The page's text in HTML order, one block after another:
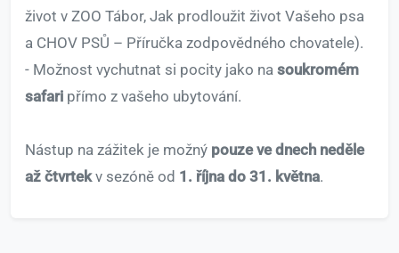
život v ZOO Tábor, Jak prodloužit život Vašeho psa
a CHOV PSŮ – Příručka zodpovědného chovatele).
- Možnost vychutnat si pocity jako na soukromém
safari přímo z vašeho ubytování.
Nástup na zážitek je možný pouze ve dnech neděle
až čtvrtekv sezóně od 1. října do 31. května.